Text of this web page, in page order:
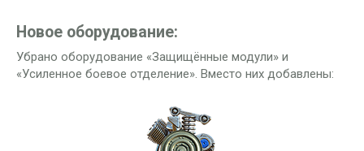
Новое оборудование:
Убрано оборудование «Защищённые модули» и
«Усиленное боевое отделение». Вместо них добавлены: